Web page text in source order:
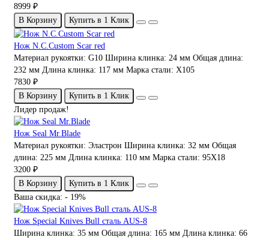
8999 ₽
В Корзину
Купить в 1 Клик
Нож N.C.Custom Scar red
Материал рукоятки: G10 Ширина клинка: 24 мм Общая длина:
232 мм Длина клинка: 117 мм Марка стали: Х105
7830 ₽
В Корзину
Купить в 1 Клик
Лидер продаж!
Нож Seal Mr.Blade
Материал рукоятки: Эластрон Ширина клинка: 32 мм Общая
длина: 225 мм Длина клинка: 110 мм Марка стали: 95Х18
3200 ₽
В Корзину
Купить в 1 Клик
Ваша скидка: - 19%
Нож Special Knives Bull сталь AUS-8
Ширина клинка: 35 мм Общая длина: 165 мм Длина клинка: 66